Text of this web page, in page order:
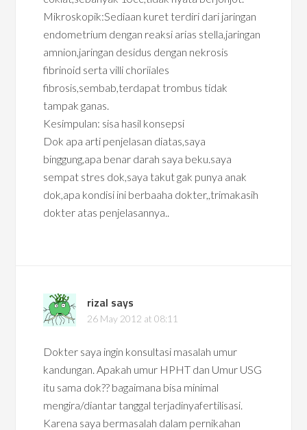
Mikroskopik:Sediaan kuret terdiri dari jaringan
endometrium dengan reaksi arias stella,jaringan
amnion,jaringan desidus dengan nekrosis
fibrinoid serta villi choriiales
fibrosis,sembab,terdapat trombus tidak
tampak ganas.
Kesimpulan: sisa hasil konsepsi
Dok apa arti penjelasan diatas,saya
binggung,apa benar darah saya beku.saya
sempat stres dok,saya takut gak punya anak
dok,apa kondisi ini berbaaha dokter,,trimakasih
dokter atas penjelasannya..
rizal says
26 May 2012 at 08:11
Dokter saya ingin konsultasi masalah umur
kandungan. Apakah umur HPHT dan Umur USG
itu sama dok?? bagaimana bisa minimal
mengira/diantar tanggal terjadinyafertilisasi.
Karena saya bermasalah dalam pernikahan